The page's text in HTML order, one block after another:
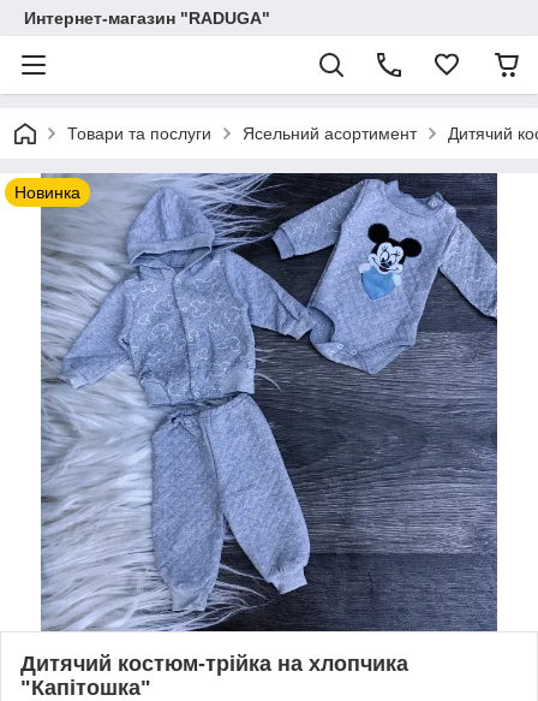
Интернет-магазин "RADUGA"
Товари та послуги Ясельний асортимент Дитячий
Новинка
Дитячий костюм-трійка на хлопчика
"Капітошка"